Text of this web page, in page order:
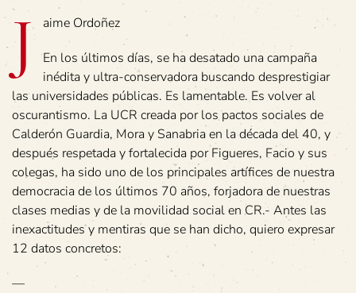
J aime Ordoñez
En los últimos días, se ha desatado una campaña
inédita y ultra-conservadora buscando desprestigiar
las universidades públicas. Es lamentable. Es volver al
oscurantismo. La UCR creada por los pactos sociales de
Calderón Guardia, Mora y Sanabria en la década del 40, y
después respetada y fortalecida por Figueres, Facio y sus
colegas, ha sido uno de los principales artífices de nuestra
democracia de los últimos 70 años, forjadora de nuestras
clases medias y de la movilidad social en CR.- Antes las
inexactitudes y mentiras que se han dicho, quiero expresar
12 datos concretos:
—